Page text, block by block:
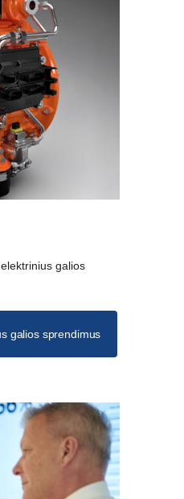
galios
galios sprendimus